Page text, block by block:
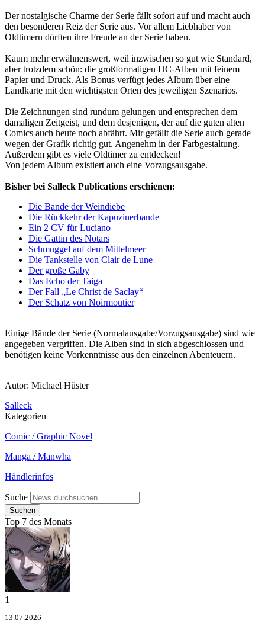
Der nostalgische Charme der Serie fällt sofort auf und macht auch
den besonderen Reiz der Serie aus. Vor allem Liebhaber von
Oldtimern dürften ihre Freude an der Serie haben.
Kaum mehr erwähnenswert, weil inzwischen so gut wie Standard,
aber trotzdem schön: die großformatigen HC-Alben mit feinem
Papier und Druck. Als Bonus verfügt jedes Album über eine
Landkarte mit den wichtigsten Orten des jeweiligen Szenarios.
Die Zeichnungen sind rundum gelungen und entsprechen dem
damaligen Zeitgeist, und dem desjenigen, der auf die guten alten
Comics auch heute noch abfährt. Mir gefällt die Serie auch gerade
wegen der Grafik richtig gut. Angenehm in der Farbgestaltung.
Außerdem gibt es viele Oldtimer zu entdecken!
Von jedem Album existiert auch eine Vorzugsausgabe.
Bisher bei Salleck Publications erschienen:
Die Bande der Weindiebe
Die Rückkehr der Kapuzinerbande
Ein 2 CV für Luciano
Die Gattin des Notars
Schmuggel auf dem Mittelmeer
Die Tankstelle von Clair de Lune
Der große Gaby
Das Echo der Taiga
Der Fall „Le Christ de Saclay“
Der Schatz von Noirmoutier
Einige Bände der Serie (Normalausgabe/Vorzugsausgabe) sind wie
angegeben vergriffen. Die Alben sind in sich abgeschlossen und
benötigen keine Vorkenntnisse aus den einzelnen Abenteuern.
Autor: Michael Hüster
Salleck
Kategorien
Comic / Graphic Novel
Manga / Manwha
Händlerinfos
Suche
Top 7 des Monats
1
13.07.2026